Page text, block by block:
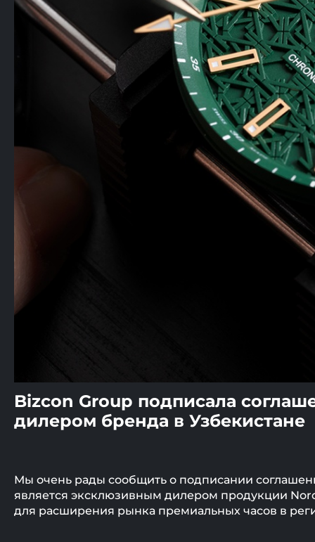
Bizcon Group подписала
дилером бренда в Узбекистане
Мы очень рады сообщить о подписании
является эксклюзивным дилером продукции
для расширения рынка премиальных часов в